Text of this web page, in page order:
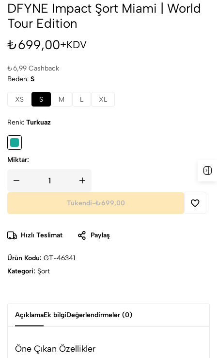
DFYNE Impact Şort Miami | World
Tour Edition
₺699,00+KDV
₺6,99 Cashback
Beden S
XS S M L XL
Renk Turkuaz
Miktar:
Tükendi-₺699,00
Hızlı Teslimat Paylaş
Ürün Kodu: GT-46341
Kategori: Şort
AçıklamaEk bilgiDeğerlendirmeler (0)
Öne Çıkan Özellikler